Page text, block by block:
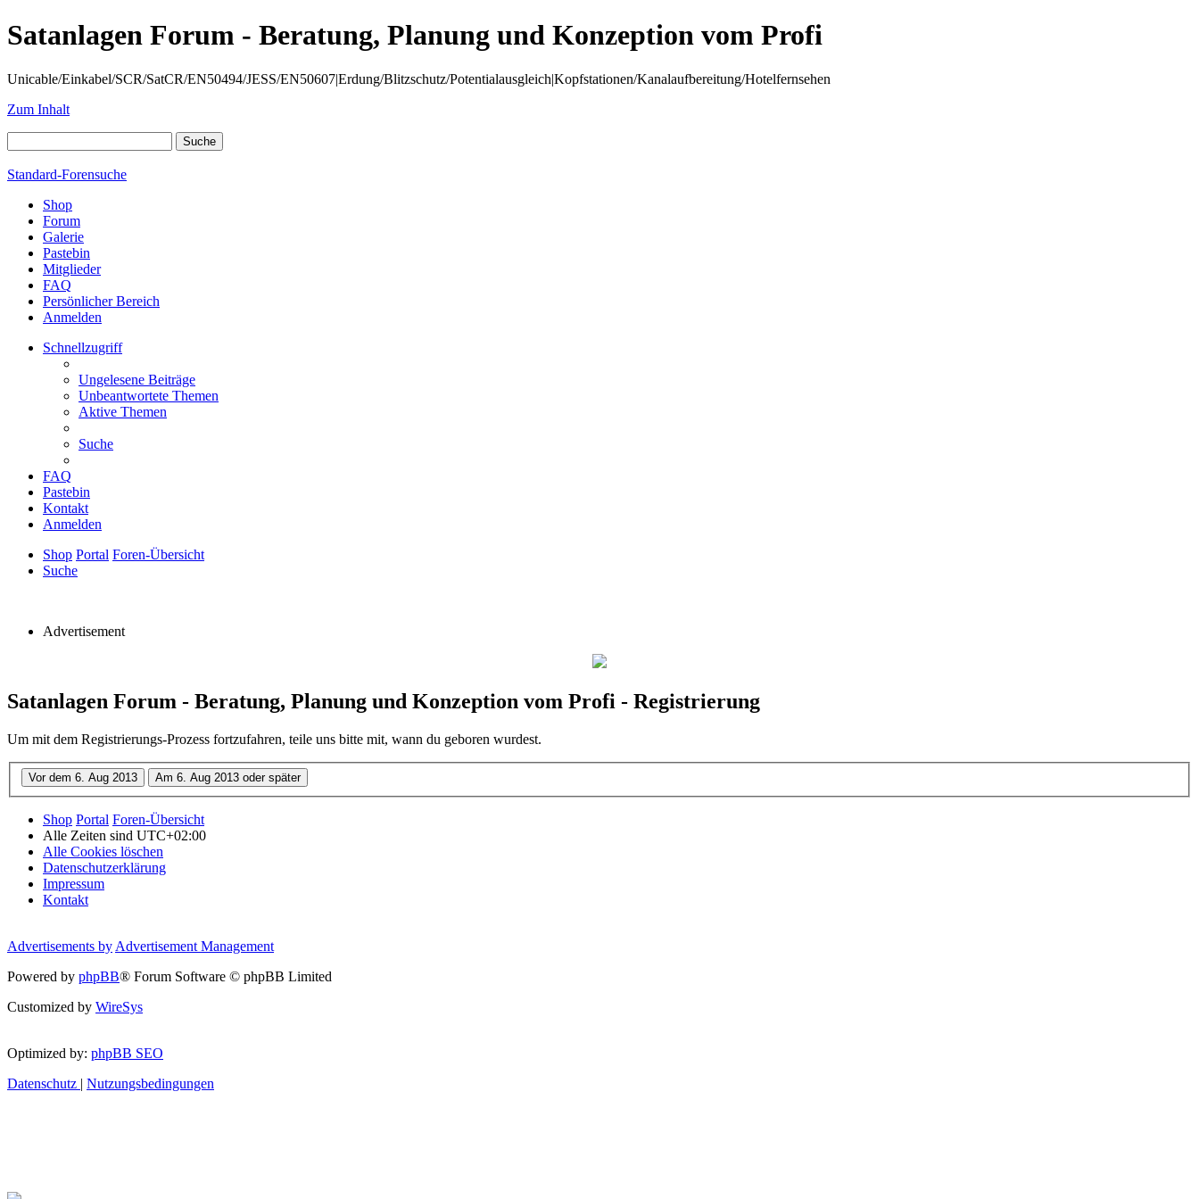
Satanlagen Forum - Beratung, Planung und Konzeption vom Profi
Unicable/Einkabel/SCR/SatCR/EN50494/JESS/EN50607|Erdung/Blitzschutz/Potentialausgleich|Kopfstationen/Kanalaufbereitung/Hotelfernsehen
Zum Inhalt
Standard-Forensuche
Shop
Forum
Galerie
Pastebin
Mitglieder
FAQ
Persönlicher Bereich
Anmelden
Schnellzugriff
Ungelesene Beiträge
Unbeantwortete Themen
Aktive Themen
Suche
FAQ
Pastebin
Kontakt
Anmelden
Shop Portal Foren-Übersicht
Suche
Advertisement
Satanlagen Forum - Beratung, Planung und Konzeption vom Profi - Registrierung
Um mit dem Registrierungs-Prozess fortzufahren, teile uns bitte mit, wann du geboren wurdest.
Shop Portal Foren-Übersicht
Alle Zeiten sind UTC+02:00
Alle Cookies löschen
Datenschutzerklärung
Impressum
Kontakt
Advertisements by Advertisement Management
Powered by phpBB® Forum Software © phpBB Limited
Customized by WireSys
Optimized by: phpBB SEO
Datenschutz | Nutzungsbedingungen